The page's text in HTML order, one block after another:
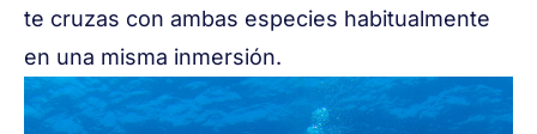
te cruzas con ambas especies habitualmente
en una misma inmersión.